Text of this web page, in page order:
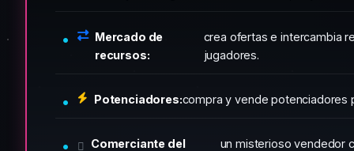
Mercado de
recursos:
crea ofertas e intercambia
jugadores.
Potenciadores:compra y vende potenciadores
Comerciante del
un misterioso vendedor